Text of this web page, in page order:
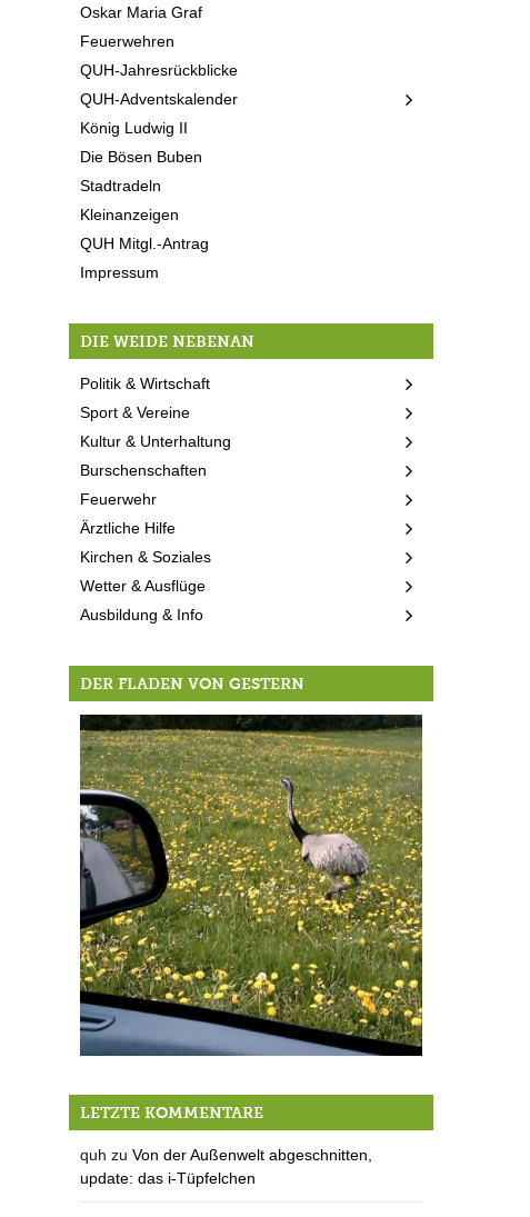
Oskar Maria Graf
Feuerwehren
QUH-Jahresrückblicke
QUH-Adventskalender
König Ludwig II
Die Bösen Buben
Stadtradeln
Kleinanzeigen
QUH Mitgl.-Antrag
Impressum
DIE WEIDE NEBENAN
Politik & Wirtschaft
Sport & Vereine
Kultur & Unterhaltung
Burschenschaften
Feuerwehr
Ärztliche Hilfe
Kirchen & Soziales
Wetter & Ausflüge
Ausbildung & Info
DER FLADEN VON GESTERN
LETZTE KOMMENTARE
quh zuVon der Außenwelt abgeschnitten,
update: das i-Tüpfelchen